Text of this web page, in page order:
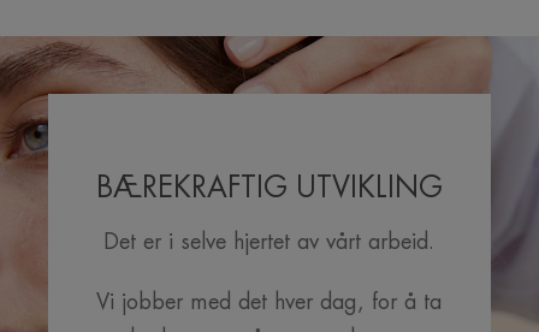
BÆREKRAFTIG UTVIKLING
Det er i selve hjertet av vårt arbeid.
Vi jobber med det hver dag, for å ta